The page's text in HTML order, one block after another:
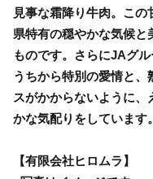
見事な霜降り牛肉。こ
県特有の穏やかな気候と
ものです。さらにJAグ
うちから特別の愛情と
スがかからないように
かな気配りをしています。
【有限会社ヒロムラ】